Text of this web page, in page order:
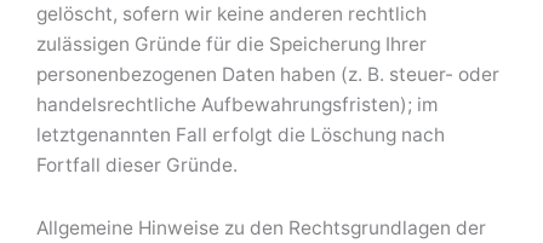
gelöscht, sofern wir keine anderen rechtlich
zulässigen Gründe für die Speicherung Ihrer
personenbezogenen Daten haben (z. B. steuer- oder
handelsrechtliche Aufbewahrungsfristen); im
letztgenannten Fall erfolgt die Löschung nach
Fortfall dieser Gründe.
Allgemeine Hinweise zu den Rechtsgrundlagen der